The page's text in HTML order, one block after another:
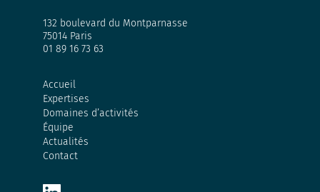
132 boulevard du Montparnasse
75014 Paris
01 89 16 73 63
Accueil
Expertises
Domaines d’activités
Équipe
Actualités
Contact